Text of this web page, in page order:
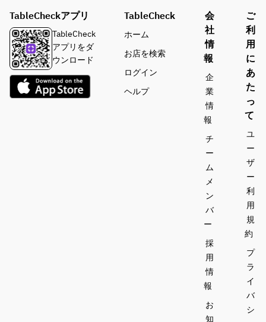
TableCheckアプリ
TableCheck
アプリをダ
ウンロード
TableCheck
ホーム
お店を検索
ログイン
ヘルプ
会
社
情
報
企
業
情
報
チ
ー
ム
メ
ン
バ
ー
採
用
情
報
お
知
ご
利
用
に
あ
た
っ
て
ユ
ー
ザ
ー
利
用
規
約
プ
ラ
イ
バ
シ